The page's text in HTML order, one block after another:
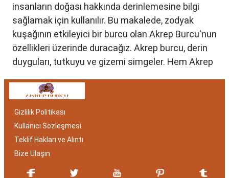
insanların doğası hakkında derinlemesine bilgi
sağlamak için kullanılır. Bu makalede, zodyak
kuşağının etkileyici bir burcu olan Akrep Burcu'nun
özellikleri üzerinde duracağız. Akrep burcu, derin
duyguları, tutkuyu ve gizemi simgeler. Hem Akrep
bakımından benzersizdir. Ayrıca, hangi aylar
belirlemede etkilidir.
Akrep Burcu Özellikleri:
Gizemli ve Kararlı
Gizlilik Politikası
Kullanıcı Sözleşmesi
Teklif Hakları ve Alıntı
Bize Ulaşın